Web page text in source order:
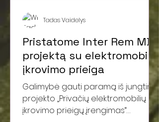
Pristatome Inter Rem MB
projektą su elektromobilio
įkrovimo prieiga
Galimybė gauti paramą iš jungtinio
projekto „Privačių elektromobilių
įkrovimo prieigų įrengimas“
Tadas Vaidelys